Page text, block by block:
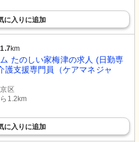
に入り に追加
1.7km
たのしい家梅津の求人 (日勤専
護支援専門員（ケアマネジャ
区
1.2km
に入り に追加